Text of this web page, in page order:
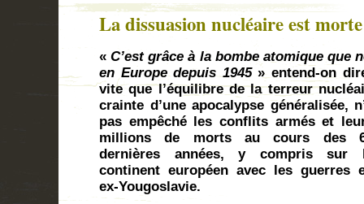
La dissuasion nucléaire est morte
«C’est grâce à la bombe atomique que
en Europe depuis 1945» entend-on
vite que l’équilibre de la terreur
crainte d’uneapocalypse généralisée,
pas empêché les conflits armés et
millions de morts au cours des
dernières années, y compris sur
continent européen avec les guerres
ex-Yougoslavie.